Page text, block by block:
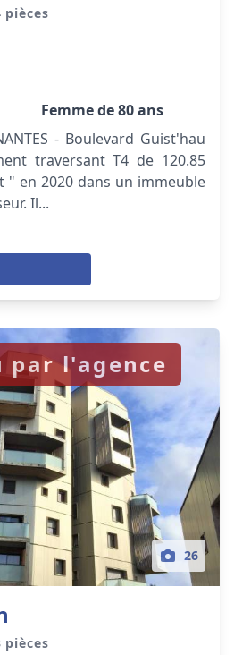
pièces
Femme de 80 ans
- Boulevard Guist'hau
traversant T4 de 120.85
" en 2020 dans un immeuble
Il...
26
par l'agence
pièces